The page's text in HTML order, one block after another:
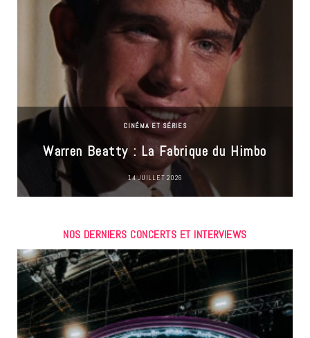
CINÉMA ET SÉRIES
Warren Beatty : La Fabrique du Himbo
14 JUILLET 2026
NOS DERNIERS CONCERTS ET INTERVIEWS